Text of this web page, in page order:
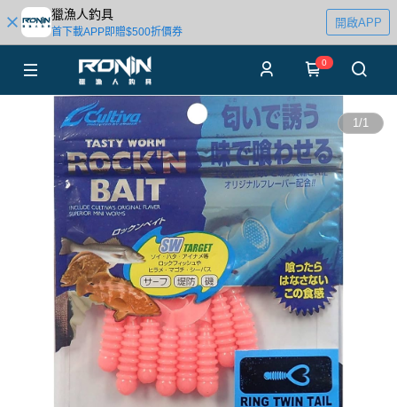
獵漁人釣具
首下載APP即贈$500折價券
開啟APP
0
1/1